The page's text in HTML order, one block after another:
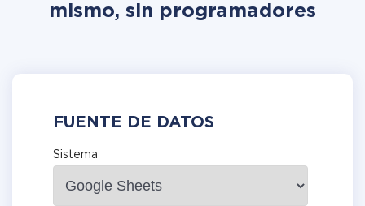
mismo, sin programadores
FUENTE DE DATOS
Sistema